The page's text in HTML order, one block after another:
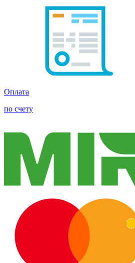
Оплата
по счету